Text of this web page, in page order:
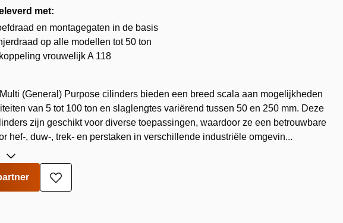
met:
en montagegaten in de basis
op alle modellen tot 50 ton
vrouwelijk A 118
(General) Purpose cilinders bieden een breed scala aan mogelijkheden
van 5 tot 100 ton en slaglengtes variërend tussen 50 en 250 mm. Deze
zijn geschikt voor diverse toepassingen, waardoor ze een betrouwbare
hef-, duw-, trek- en perstaken in verschillende industriële omgevin...
Toevoegen
aan